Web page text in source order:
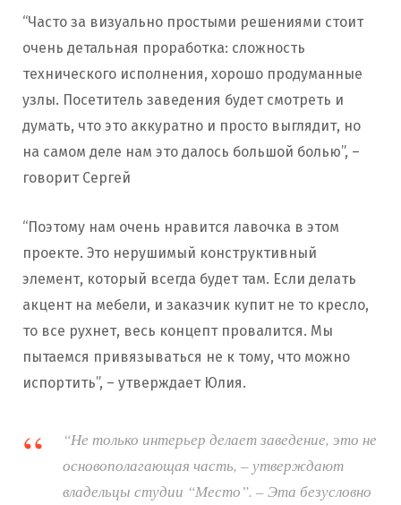
“Часто за визуально простыми решениями стоит
очень детальная проработка: сложность
технического исполнения, хорошо продуманные
узлы. Посетитель заведения будет смотреть и
думать, что это аккуратно и просто выглядит, но
на самом деле нам это далось большой болью”, –
говорит Сергей
“Поэтому нам очень нравится лавочка в этом
проекте. Это нерушимый конструктивный
элемент, который всегда будет там. Если делать
акцент на мебели, и заказчик купит не то кресло,
то все рухнет, весь концепт провалится. Мы
пытаемся привязываться не к тому, что можно
испортить”, – утверждает Юлия.
“Не только интерьер делает заведение, это не
основополагающая часть, – утверждают
владельцы студии “Место”. – Эта безусловно